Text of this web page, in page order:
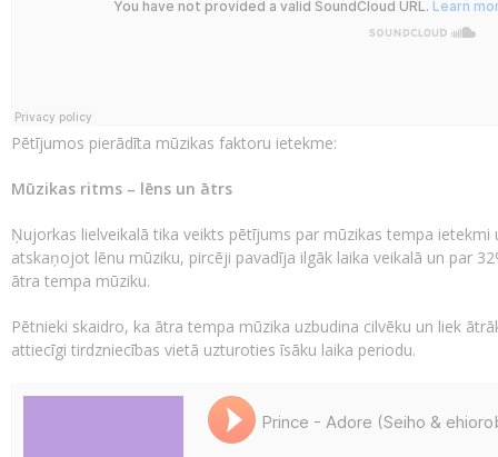
Pētījumos pierādīta mūzikas faktoru ietekme:
Mūzikas ritms – lēns un ātrs
Ņujorkas lielveikalā tika veikts pētījums par mūzikas tempa
atskaņojot lēnu mūziku, pircēji pavadīja ilgāk laika veikalā un par
ātra tempa mūziku.
Pētnieki skaidro, ka ātra tempa mūzika uzbudina cilvēku un liek
attiecīgi tirdzniecības vietā uzturoties īsāku laika periodu.